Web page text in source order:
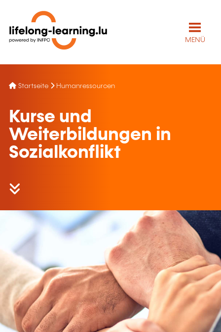
MENÜ
Startseite Humanressourcen
Kurse und
Weiterbildungen in
Sozialkonflikt